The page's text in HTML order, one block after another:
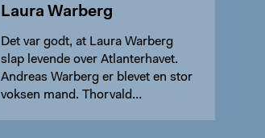
Laura Warberg
Det var godt, at Laura Warberg
slap levende over Atlanterhavet.
Andreas Warberg er blevet en stor
voksen mand. Thorvald…